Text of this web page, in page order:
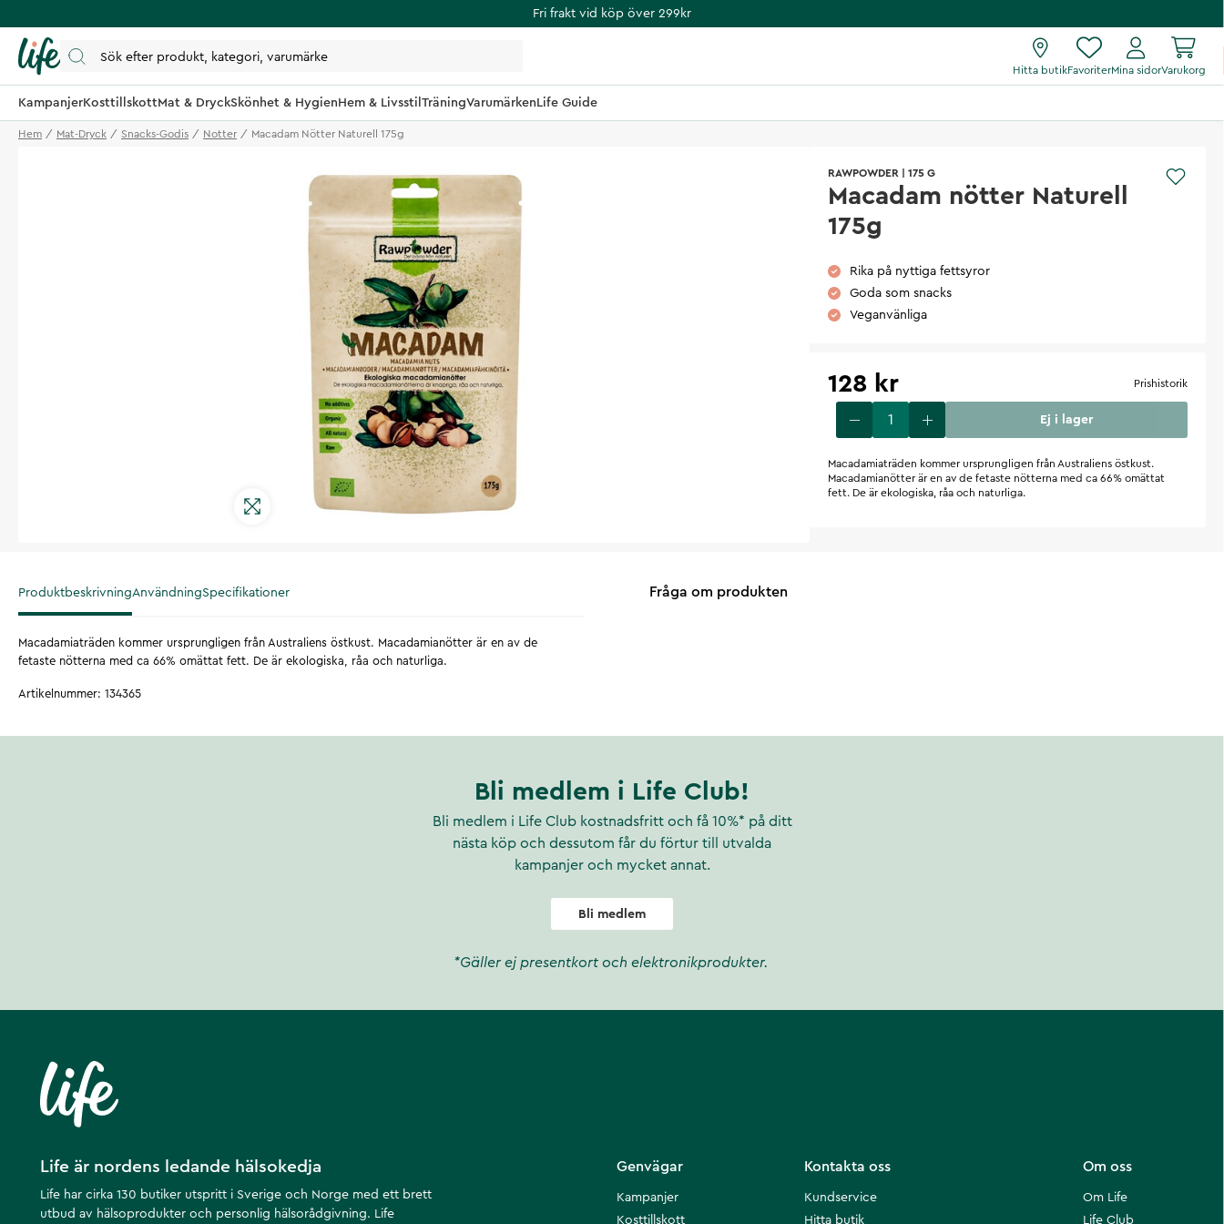
Fri frakt vid köp över 299kr
Hitta butikFavoriterMina sidorVarukorg
KampanjerKosttillskottMat & DryckSkönhet & HygienHem & Livsstil TräningVarumärkenLife Guide
Hem Mat-Dryck Snacks-Godis Notter Macadam Nötter Naturell 175g
RAWPOWDER 175 G
Macadam nötter Naturell
175g
Rika på nyttiga fettsyror
Goda som snacks
Veganvänliga
128 kr Prishistorik
Ej i lager
Macadamiaträden kommer ursprungligen från Australiens östkust.
Macadamianötter är en av de fetaste nötterna med ca 66% omättat
fett. De är ekologiska, råa och naturliga.
ProduktbeskrivningAnvändningSpecifikationer
Macadamiaträden kommer ursprungligen från Australiens östkust. Macadamianötter är en av de
fetaste nötterna med ca 66% omättat fett. De är ekologiska, råa och naturliga.
Artikelnummer: 134365
Fråga om produkten
Bli medlem i Life Club!
Bli medlem i Life Club kostnadsfritt och få 10%* på ditt
nästa köp och dessutom får du förtur till utvalda
kampanjer och mycket annat.
Bli medlem
*Gäller ej presentkort och elektronikprodukter.
Life är nordens ledande hälsokedja
Life har cirka 130 butiker utspritt i Sverige och Norge med ett brett
utbud av hälsoprodukter och personlig hälsorådgivning. Life
Om oss
Om Life
Life Club
Kontakta oss
Kundservice
Hitta butik
Genvägar
Kampanjer
Kosttillskott